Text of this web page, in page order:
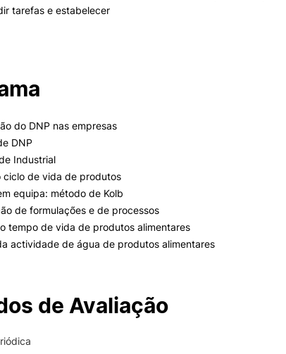
tarefas e estabelecer
do DNP nas empresas
DNP
Industrial
ciclo de vida de produtos
equipa: método de Kolb
de formulações e de processos
tempo de vida de produtos alimentares
actividade de água de produtos alimentares
de Avaliação